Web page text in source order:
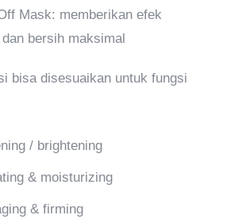
Mask: memberikan efek
dan bersih maksimal
bisa disesuaikan untuk fungsi
/ brightening
& moisturizing
& firming